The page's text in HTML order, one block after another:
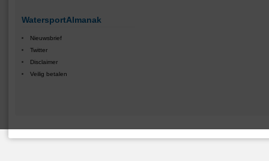
WatersportAlmanak
Nieuwsbrief
Twitter
Disclaimer
Veilig betalen